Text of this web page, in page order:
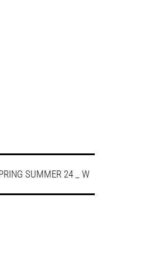
SUMMER 24 _ W